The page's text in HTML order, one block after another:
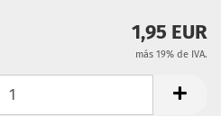
1,95 EUR
más 19% de IVA.